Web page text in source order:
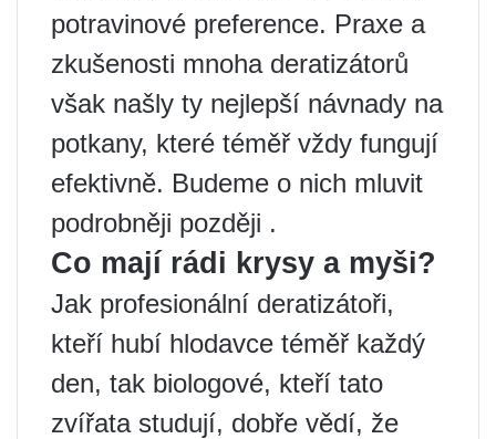
potravinové preference. Praxe a
zkušenosti mnoha deratizátorů
však našly ty nejlepší návnady na
potkany, které téměř vždy fungují
efektivně. Budeme o nich mluvit
podrobněji později .
Co mají rádi krysy a myši?
Jak profesionální deratizátoři,
kteří hubí hlodavce téměř každý
den, tak biologové, kteří tato
zvířata studují, dobře vědí, že